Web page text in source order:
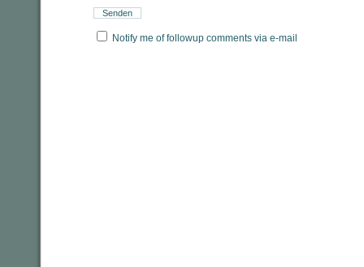
Notify me of followup comments via e-mail